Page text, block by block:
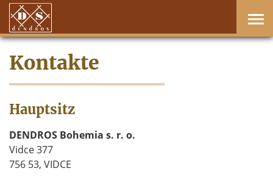
Kontakte
Hauptsitz
DENDROS Bohemia s. r. o.
Vidce 377
756 53, VIDCE